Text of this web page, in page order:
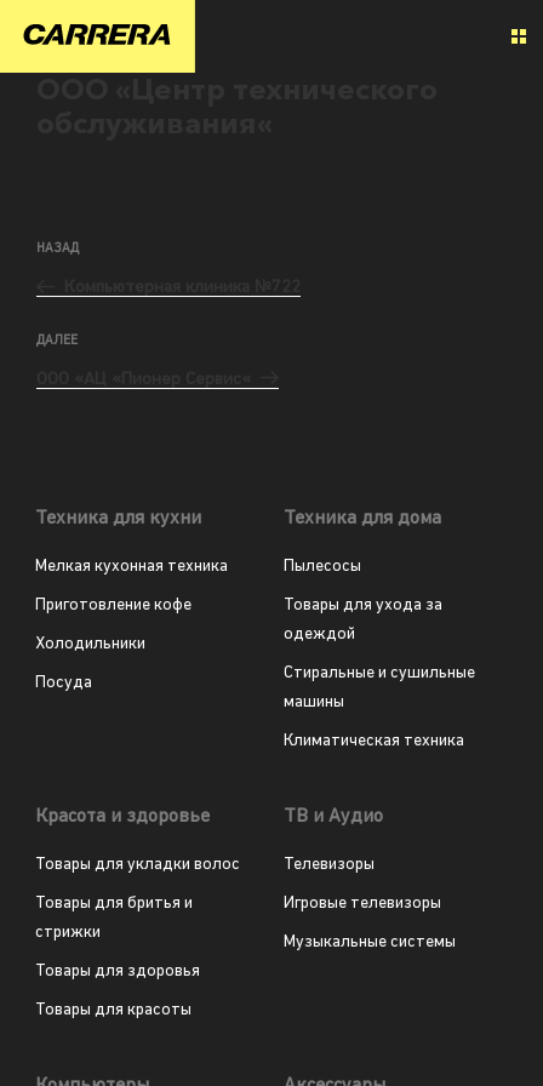
НАЗАД
ДАЛЕЕ
Техника для кухни
Мелкая кухонная техника
Приготовление кофе
Холодильники
Посуда
Техника для дома
Пылесосы
Товары для ухода за
одеждой
Стиральные и сушильные
машины
Климатическая техника
Красота и здоровье
Товары для укладки волос
Товары для бритья и
стрижки
Товары для здоровья
Товары для красоты
ТВ и Аудио
Телевизоры
Игровые телевизоры
Музыкальные системы